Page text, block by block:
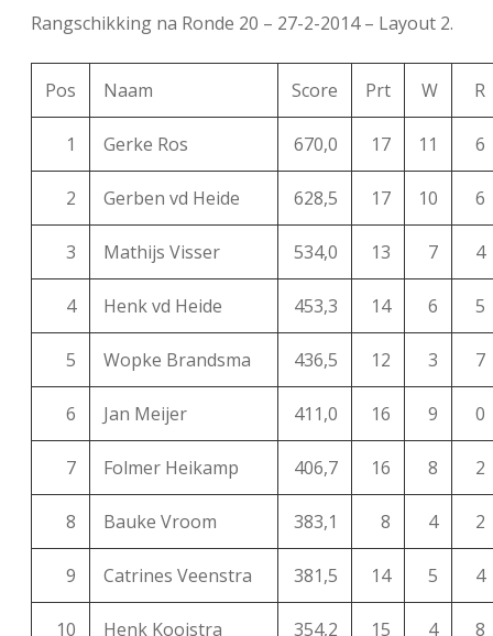
Rangschikking na Ronde 20 – 27-2-2014 – Layout 2.
Pos Naam Score Prt W R
1 Gerke Ros 670,0 17 11 6
2 Gerben vd Heide 628,5 17 10 6
3 Mathijs Visser 534,0 13 7 4
4 Henk vd Heide 453,3 14 6 5
5 Wopke Brandsma 436,5 12 3 7
6 Jan Meijer 411,0 16 9 0
7 Folmer Heikamp 406,7 16 8 2
8 Bauke Vroom 383,1 8 4 2
9 Catrines Veenstra 381,5 14 5 4
10 Henk Kooistra 354,2 15 4 8